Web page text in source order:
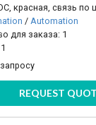
красная, связь по
/ Automation
для заказа: 1
REQUEST